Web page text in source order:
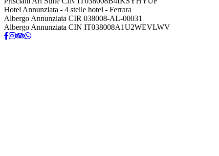
Hotel Annunziata - 4 stelle hotel - Ferrara
Albergo Annunziata CIR 038008-AL-00031
Albergo Annunziata CIN IT038008A1U2WEVLWV